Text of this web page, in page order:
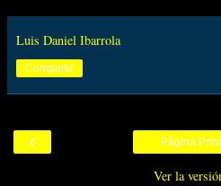
Luis Daniel Ibarrola
Compartir
‹ Página
Ver la